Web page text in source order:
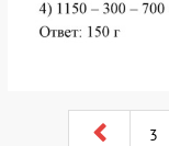
3